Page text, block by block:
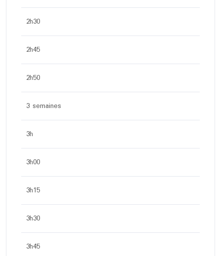
2h30
2h45
2h50
3 semaines
3h
3h00
3h15
3h30
3h45